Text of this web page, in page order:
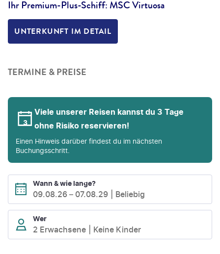
Ihr Premium-Plus-Schiff: MSC Virtuosa
UNTERKUNFT IM DETAIL
TERMINE & PREISE
Viele unserer Reisen kannst du 3 Tage
ohne Risiko reservieren!
Einen Hinweis darüber findest du im nächsten
Buchungsschritt.
Wann & wie lange?
09.08.26 – 07.08.29 Beliebig
Wer
2 Erwachsene Keine Kinder